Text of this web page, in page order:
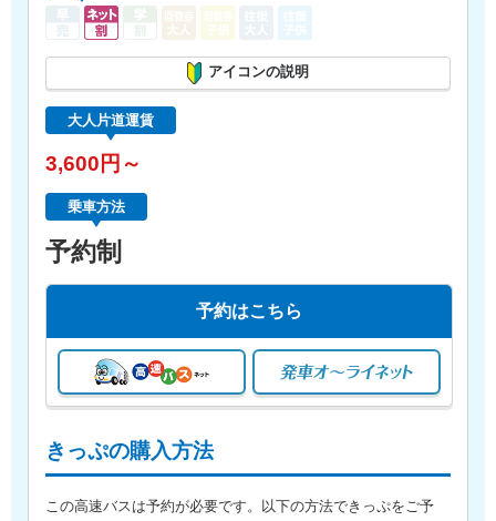
アイコンの説明
大人片道運賃
3,600円～
乗車方法
予約制
予約はこちら
きっぷの購入方法
この高速バスは予約が必要です。以下の方法できっぷをご予